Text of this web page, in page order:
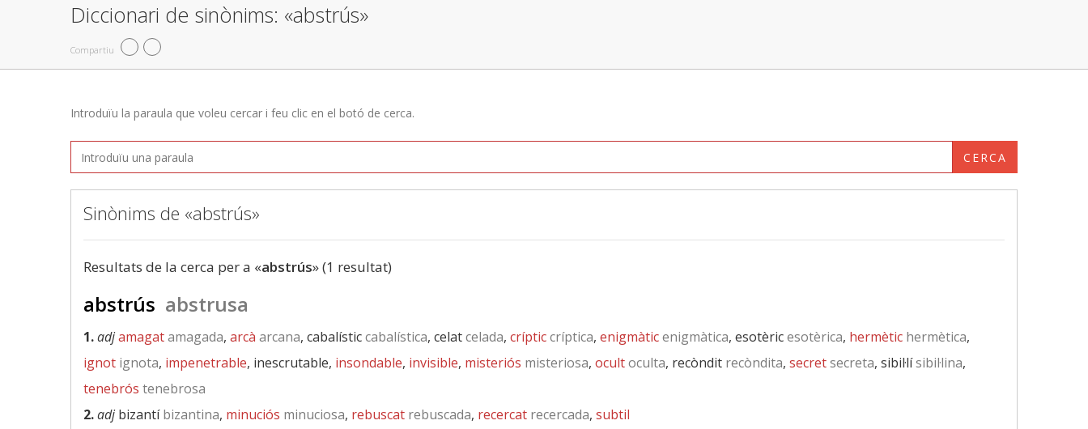
Diccionari de sinònims: «abstrús»
Compartiu
Introduïu la paraula que voleu cercar i feu clic en el botó de cerca.
CERCA
Sinònims de «abstrús»
Resultats de la cerca per a «abstrús» (1 resultat)
abstrús abstrusa
1.adjamagatamagada, arcà arcana, cabalísticcabalística, celatcelada, crípticcríptica, enigmàticenigmàtica, esotèricesotèrica, hermètic hermètica,
ignot ignota, impenetrable, inescrutable, insondable, invisible, misteriós misteriosa, ocultoculta, recòndit recòndita, secretsecreta, sibil·lísibil·lina,
tenebrós tenebrosa
2.adjbizantíbizantina, minuciós minuciosa, rebuscat rebuscada, recercat recercada, subtil